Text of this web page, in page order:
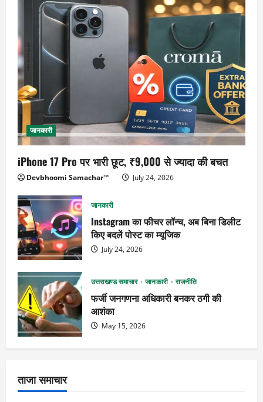
जानकारी
iPhone 17 Pro पर भारी छूट, ₹9,000 से ज्यादा की बचत
Devbhoomi Samachar™ July 24, 2026
जानकारी
Instagram का फीचर लॉन्च, अब बिना डिलीट
किए बदलें पोस्ट का म्यूजिक
July 24, 2026
उत्तराखण्ड समाचार जानकारी राजनीति
फर्जी जनगणना अधिकारी बनकर ठगी की
आशंका
May 15, 2026
ताजा समाचार